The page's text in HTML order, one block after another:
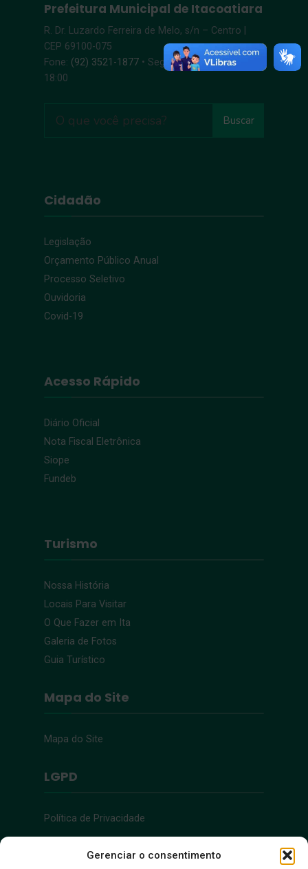
Gerenciar o consentimento
Prefeitura Municipal de Itacoatiara
R. Dr. Luzardo Ferreira de Melo, s/n – Centro |
CEP 69100-075
Fone: (92) 3521-1877 • Segunda-Sexta, 8:00 –
18:00
Buscar
Cidadão
Legislação
Orçamento Público Anual
Processo Seletivo
Ouvidoria
Covid-19
Acesso Rápido
Diário Oficial
Nota Fiscal Eletrônica
Siope
Fundeb
Turismo
Nossa História
Locais Para Visitar
O Que Fazer em Ita
Galeria de Fotos
Guia Turístico
Mapa do Site
Mapa do Site
LGPD
Política de Privacidade
Acessibilidade